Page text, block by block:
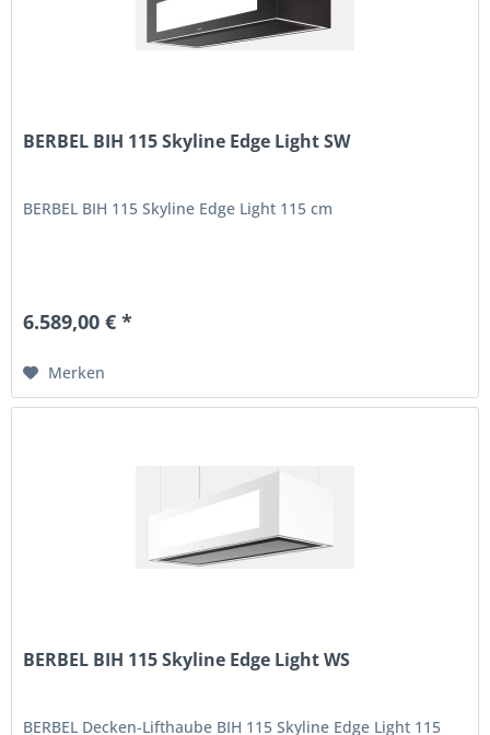
BERBEL BIH 115 Skyline Edge Light SW
BERBEL BIH 115 Skyline Edge Light 115 cm
6.589,00 € *
Merken
BERBEL BIH 115 Skyline Edge Light WS
BERBEL Decken-Lifthaube BIH 115 Skyline Edge Light 115